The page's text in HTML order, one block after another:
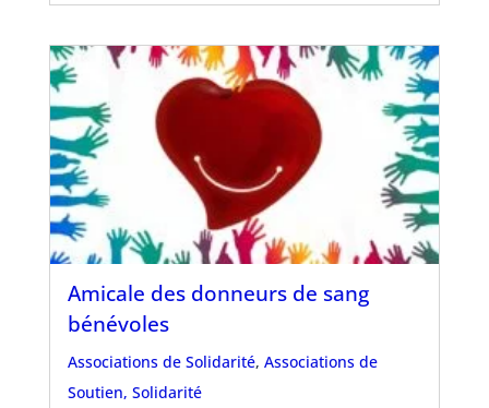
Amicale des donneurs de sang
bénévoles
Associations de Solidarité, Associations de
Soutien, Solidarité